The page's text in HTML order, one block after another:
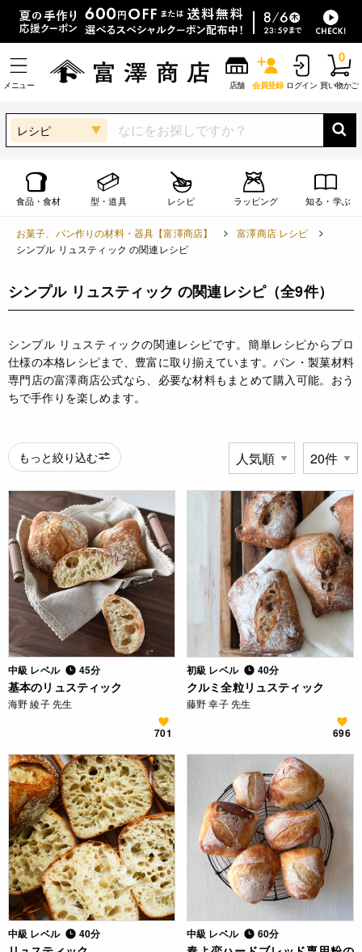
メニュー 店舗 会員登録 ログイン 買い物かご
0
レシピ
食品・食材 型・道具 レシピ ラッピング 知る・学ぶ
お菓子、パン作りの材料・器具【富澤商店】
富澤商店 レシピ
シンプル リュスティック の関連レシピ
シンプル リュスティック の関連レシピ（全9件）
シンプル リュスティックの関連レシピです。簡単レシピからプロ
仕様の本格レシピまで、豊富に取り揃えています。パン・製菓材料
専門店の富澤商店公式なら、必要な材料もまとめて購入可能。おう
ちで手作りを楽しめます。
もっと絞り込む
中級 レベル 45分
基本のリュスティック
海野 綾子 先生
701
初級 レベル 40分
クルミ全粒リュスティック
藤野 幸子 先生
696
中級 レベル 40分 中級 レベル 60分